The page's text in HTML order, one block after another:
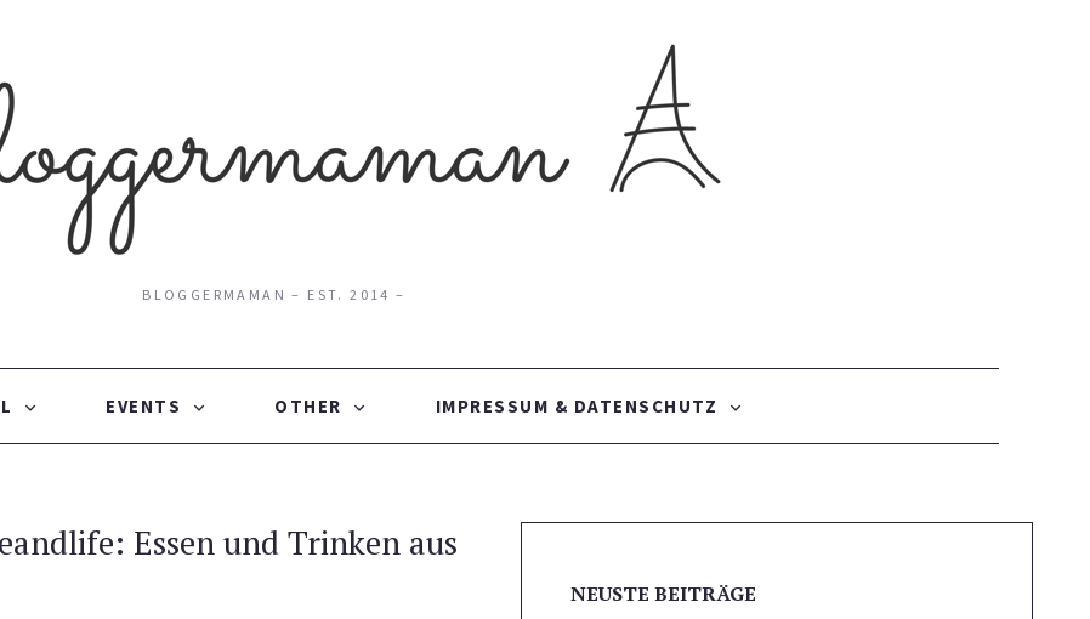
BLOGGERMAMAN – EST. 2014 –
EVENTS OTHER IMPRESSUM & DATENSCHUTZ
Essen und Trinken aus
NEUSTE BEITRÄGE